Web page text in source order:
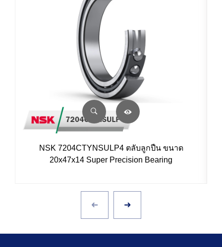
NSK 7204CTYNSULP4 ตลับลูกปืน ขนาด
20x47x14 Super Precision Bearing